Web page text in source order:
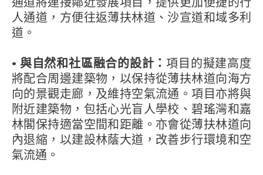
人通道，方便往返薄扶林道、沙宣道和域多利
道。
• 與自然和社區融合的設計：項目的擬建高度
將配合周邊建築物，以保持從薄扶林道向海方
向的景觀走廊，及維持空氣流通。項目亦將與
附近建築物，包括心光盲人學校、碧瑤灣和嘉
林閣保持適當空間和距離。亦會從薄扶林道向
內退縮，以建設林蔭大道，改善步行環境和空
氣流通。